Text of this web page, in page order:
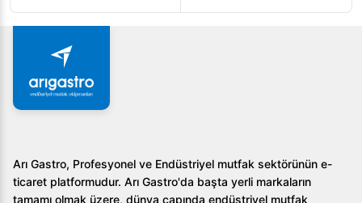
Yüzeyi paslanmaz çelikten yapılmıştır ve opsiyonel olarak
sert krom kaplama seçeneği bulunmaktadır.
Pişirme sıcaklığını nasıl kontrol edebilirim?
Bu ürün, termostatik gaz valfi ile kontrol edilen bir sistem
Yağ tahliye sistemi nasıl çalışmaktadır?
Izgara yüzeyindeki geniş yağ tahliye deliği, pişirme
Arı Gastro, Profesyonel ve Endüstriyel mutfak sektörünün e-
ticaret platformudur. Arı Gastro'da başta yerli markaların
tamamı olmak üzere, dünya çapında endüstriyel mutfak